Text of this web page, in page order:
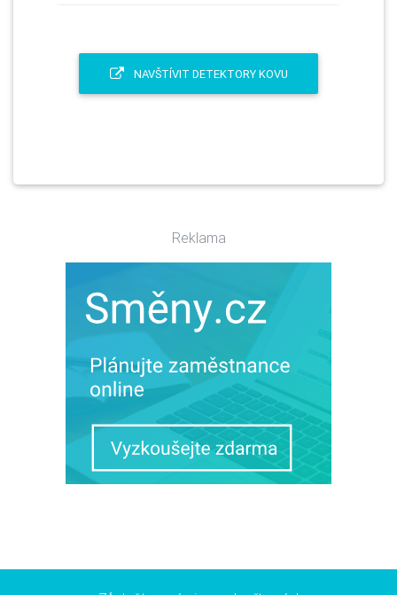
NAVŠTÍVIT DETEKTORY KOVU
Reklama